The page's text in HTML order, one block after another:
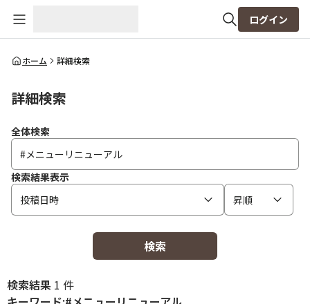
全体検索
ログイン
ホーム 詳細検索
詳細検索
全体検索
検索結果表示
投稿日時
昇順
検索
検索結果 1 件